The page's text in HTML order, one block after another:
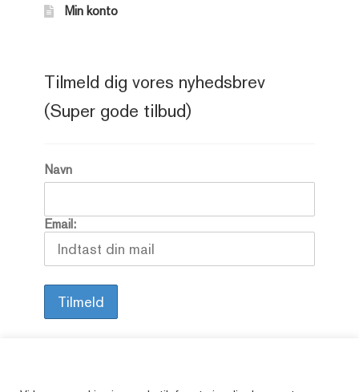
Min konto
Tilmeld dig vores nyhedsbrev
(Super gode tilbud)
Navn
Email: